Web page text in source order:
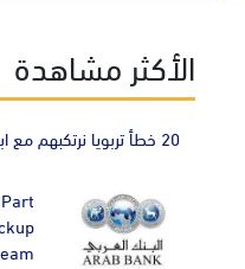
الأكثر مشاهدة
20 خطأ تربويا نرتكبهم مع ابنائنا